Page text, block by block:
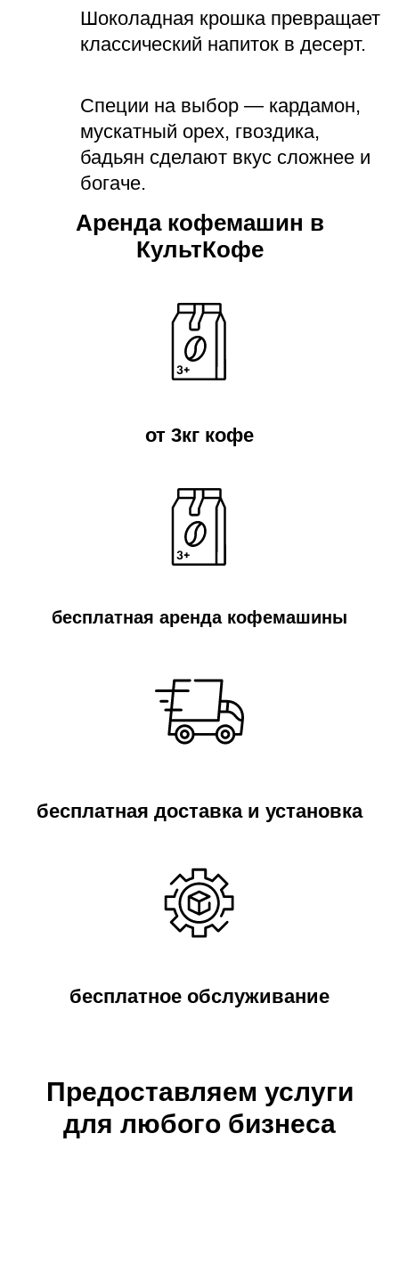
Шоколадная крошка превращает
классический напиток в десерт.
Специи на выбор — кардамон,
мускатный орех, гвоздика,
бадьян сделают вкус сложнее и
богаче.
Аренда кофемашин в
КультКофе
от 3кг кофе
бесплатная аренда кофемашины
бесплатная доставка и установка
бесплатное обслуживание
Предоставляем услуги
для любого бизнеса